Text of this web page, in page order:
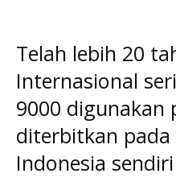
Telah lebih 20
Internasional
9000 digunakan
diterbitkan
Indonesia